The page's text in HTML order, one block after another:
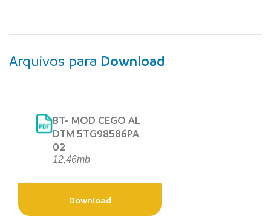
Arquivos para Download
BT- MOD CEGO AL
DTM 5TG98586PA
02
12,46mb
Download